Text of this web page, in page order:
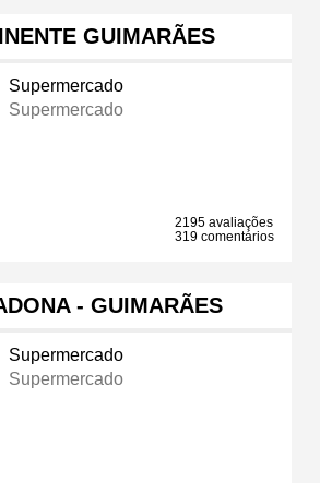
GUIMARÃES
Supermercado
Supermercado
2195 avaliações
319 comentários
- GUIMARÃES
Supermercado
Supermercado